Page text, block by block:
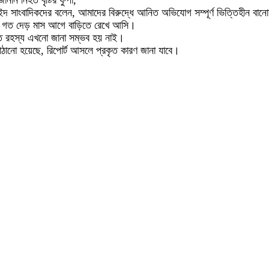
বলেন, আমাদের বিরুদ্ধে আনিত অভিযোগ সম্পূর্ণ ভিত্তিহীন
গত দেড় মাস আগে বাড়িতে রেখে আসি।
রহস্য এখনো জানা সম্ভব হয় নাই।
হয়েছে, রিপোর্ট আসলে প্রকৃত কারণ জানা যাবে।